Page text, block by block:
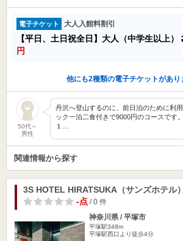
電子チケット 大人入館料割引
【平日、土日祝全日】大人（中学生以上）
円
他にも2種類の電子チケットがあり
50代～
男性
丹沢へ登山するのに、前日泊のために利
ック一泊二食付きで9000円のコースです
１…
関連情報から探す
3S HOTEL HIRATSUKA（サンズホテル）
-点/ 0 件
神奈川県 / 平塚市
平塚駅348m
平塚駅西口より徒歩4分